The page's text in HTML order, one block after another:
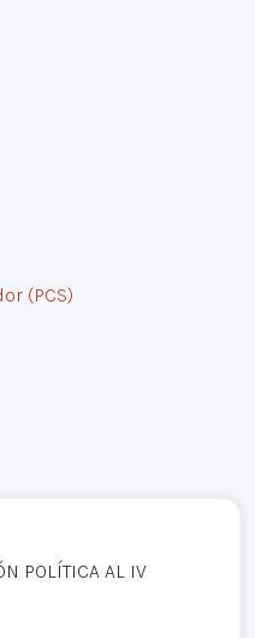
(PCS)
POLÍTICA AL IV